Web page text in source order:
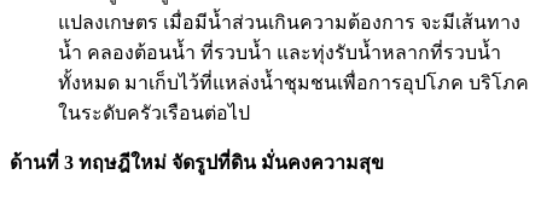
แปลงเกษตร เมื่อมีน้ำส่วนเกินความต้องการ จะมีเส้นทาง
น้ำ คลองต้อนน้ำ ที่รวบน้ำ และทุ่งรับน้ำหลากที่รวบน้ำ
ทั้งหมด มาเก็บไว้ที่แหล่งน้ำชุมชนเพื่อการอุปโภค บริโภค
ในระดับครัวเรือนต่อไป
ด้านที่ 3 ทฤษฎีใหม่ จัดรูปที่ดิน มั่นคงความสุข